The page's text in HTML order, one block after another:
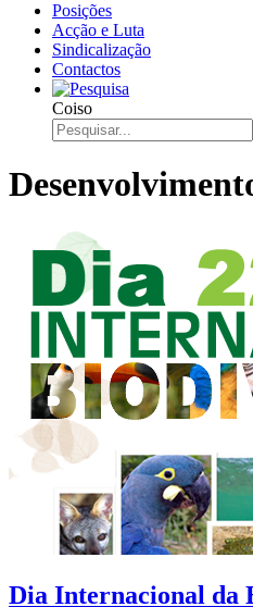
Posições
Acção e Luta
Sindicalização
Contactos
Coiso
Dia Internacional da